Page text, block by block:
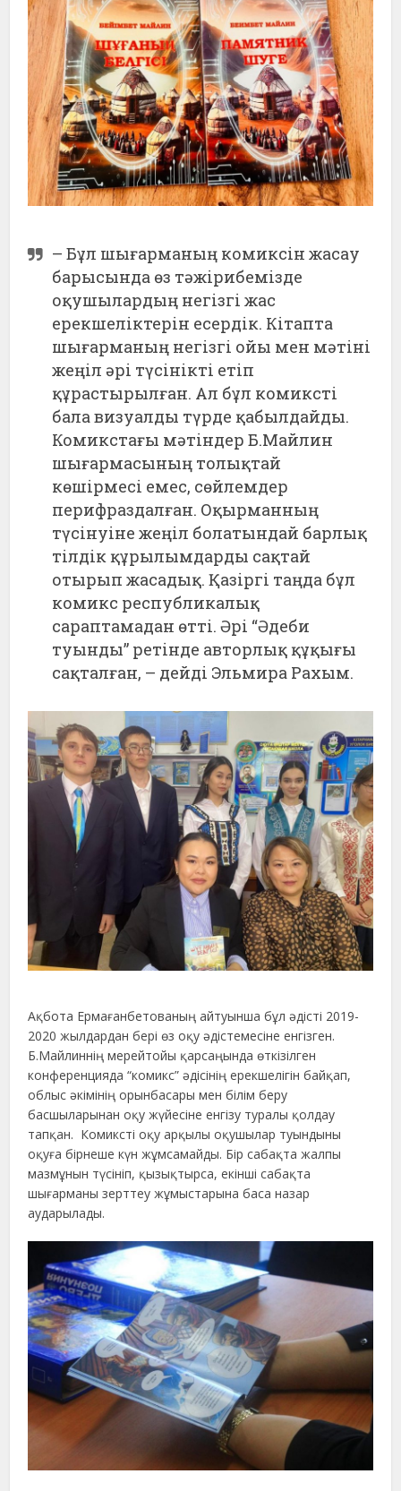
– Бұл шығарманың комиксін жасау
барысында өз тәжірибемізде
оқушылардың негізгі жас
ерекшеліктерін есердік. Кітапта
шығарманың негізгі ойы мен мәтіні
жеңіл әрі түсінікті етіп
құрастырылған. Ал бұл комиксті
бала визуалды түрде қабылдайды.
Комикстағы мәтіндер Б.Майлин
шығармасының толықтай
көшірмесі емес, сөйлемдер
перифраздалған. Оқырманның
түсінуіне жеңіл болатындай барлық
тілдік құрылымдарды сақтай
отырып жасадық. Қазіргі таңда бұл
комикс республикалық
сараптамадан өтті. Әрі “Әдеби
туынды” ретінде авторлық құқығы
сақталған, – дейді Эльмира Рахым.
Ақбота Ермағанбетованың айтуынша бұл әдісті 2019-
2020 жылдардан бері өз оқу әдістемесіне енгізген.
Б.Майлиннің мерейтойы қарсаңында өткізілген
конференцияда “комикс” әдісінің ерекшелігін байқап,
облыс әкімінің орынбасары мен білім беру
басшыларынан оқу жүйесіне енгізу туралы қолдау
тапқан. Комиксті оқу арқылы оқушылар туындыны
оқуға бірнеше күн жұмсамайды. Бір сабақта жалпы
мазмұнын түсініп, қызықтырса, екінші сабақта
шығарманы зерттеу жұмыстарына баса назар
аударылады.